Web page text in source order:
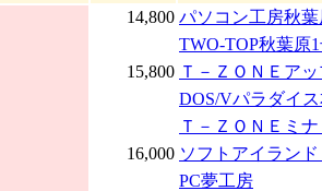
14,800 パソコン工房秋
TWO-TOP秋葉原
15,800 Ｔ－ＺＯＮＥア
DOS/Vパラダイ
Ｔ－ＺＯＮＥミ
16,000 ソフトアイラン
PC夢工房